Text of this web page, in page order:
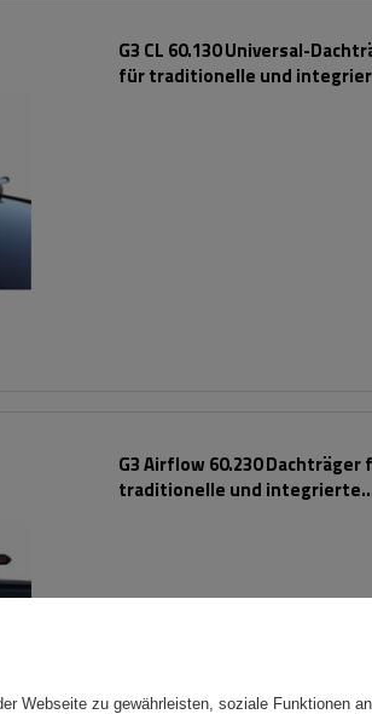
G3 CL 60.130 Universal-
für traditionelle und
G3 Airflow 60.230 Dachträger
traditionelle und integrierte
Webseite zu gewährleisten, soziale Funktionen